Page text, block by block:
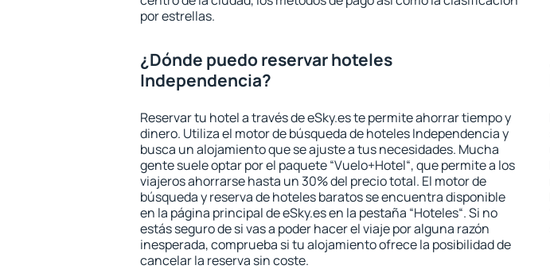
por estrellas.
¿Dónde puedo reservar hoteles
Independencia?
Reservar tu hotel a través de eSky.es te permite ahorrar tiempo y
dinero. Utiliza el motor de búsqueda de hoteles Independencia y
busca un alojamiento que se ajuste a tus necesidades. Mucha
gente suele optar por el paquete “Vuelo+Hotel“, que permite a los
viajeros ahorrarse hasta un 30% del precio total. El motor de
búsqueda y reserva de hoteles baratos se encuentra disponible
en la página principal de eSky.es en la pestaña “Hoteles“. Si no
estás seguro de si vas a poder hacer el viaje por alguna razón
inesperada, comprueba si tu alojamiento ofrece la posibilidad de
cancelar la reserva sin coste.